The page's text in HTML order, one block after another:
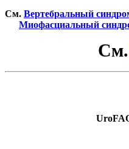
См. Вертебральный
Миофасциальный
См.